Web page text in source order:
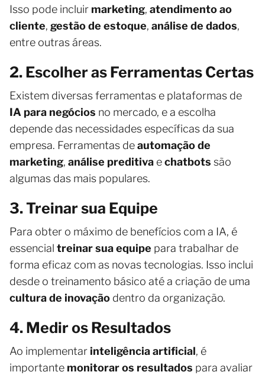
Isso pode incluir marketing, atendimento ao
cliente, gestão de estoque, análise de dados,
entre outras áreas.
2. Escolher as Ferramentas Certas
Existem diversas ferramentas e plataformas de
IA para negócios no mercado, e a escolha
depende das necessidades específicas da sua
empresa. Ferramentas deautomação de
marketing, análise preditiva echatbots são
algumas das mais populares.
3. Treinar sua Equipe
Para obter o máximo de benefícios com a IA, é
essencial treinar sua equipe para trabalhar de
forma eficaz com as novas tecnologias. Isso inclui
desde o treinamento básico até a criação de uma
cultura de inovação dentro da organização.
4. Medir os Resultados
Ao implementar inteligência artificial, é
importante monitorar os resultados para avaliar